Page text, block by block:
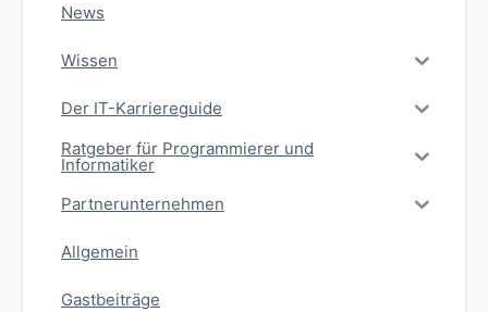
News
Wissen
Der IT-Karriereguide
Ratgeber für Programmierer und
Informatiker
Partnerunternehmen
Allgemein
Gastbeiträge